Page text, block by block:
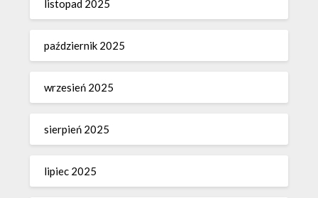
listopad 2025
październik 2025
wrzesień 2025
sierpień 2025
lipiec 2025